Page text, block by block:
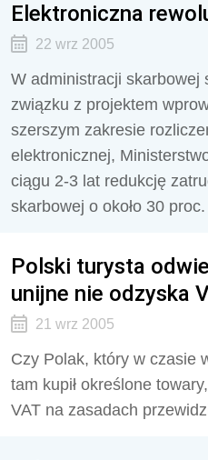
Elektroniczna
22 wrz 2005
W administracji skarbowej
związku z projektem
szerszym zakresie
elektronicznej,
ciągu 2-3 lat redukcję
skarbowej o około 30 proc.
Polski turysta
unijne nie odzyska
21 wrz 2005
Czy Polak, który w czasie
tam kupił określone
VAT na zasadach